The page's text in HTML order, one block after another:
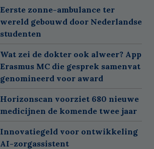
Eerste zonne-ambulance ter
wereld gebouwd door Nederlandse
studenten
Wat zei de dokter ook alweer? App
Erasmus MC die gesprek samenvat
genomineerd voor award
Horizonscan voorziet 680 nieuwe
medicijnen de komende twee jaar
Innovatiegeld voor ontwikkeling
AI-zorgassistent